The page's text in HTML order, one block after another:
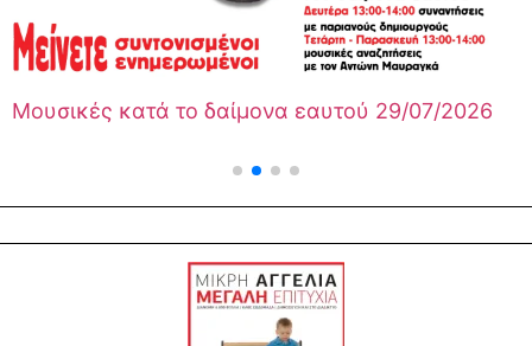
το δαίμονα εαυτού 29/07/2026